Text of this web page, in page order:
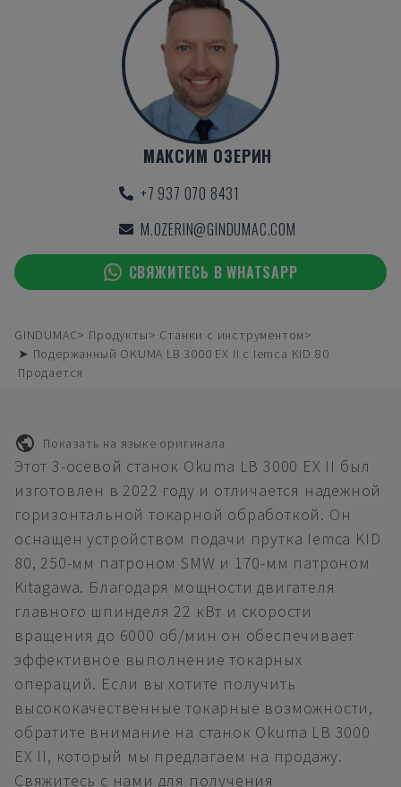
МАКСИМ ОЗЕРИН
+7 937 070 8431
M.OZERIN@GINDUMAC.COM
СВЯЖИТЕСЬ В WHATSAPP
GINDUMAC Продукты
Станки с инструментом
➤ Подержанный OKUMA LB 3000 EX II с Iemca KID 80
Продается
Показать на языке оригинала
Этот 3-осевой станок Okuma LB 3000 EX II был
изготовлен в 2022 году и отличается надежной
горизонтальной токарной обработкой. Он
оснащен устройством подачи прутка Iemca KID
80, 250-мм патроном SMW и 170-мм патроном
Kitagawa. Благодаря мощности двигателя
главного шпинделя 22 кВт и скорости
вращения до 6000 об/мин он обеспечивает
эффективное выполнение токарных
операций. Если вы хотите получить
высококачественные токарные возможности,
обратите внимание на станок Okuma LB 3000
EX II, который мы предлагаем на продажу.
Свяжитесь с нами для получения